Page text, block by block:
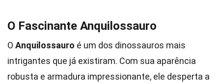
O Fascinante Anquilossauro
O Anquilossauro é um dos dinossauros mais
intrigantes que já existiram. Com sua aparência
robusta e armadura impressionante, ele desperta a